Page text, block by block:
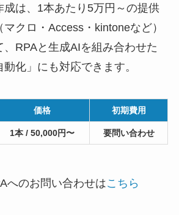
成は、1本あたり5万円～の提供
クロ・Access・kintoneなど）
、RPAと生成AIを組み合わせた
動化」にも対応できます。
価格 初期費用
1本 / 50,000円〜 要問い合わせ
へのお問い合わせはこちら